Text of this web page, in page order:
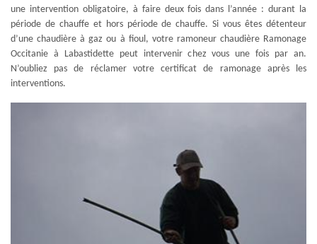
une intervention obligatoire, à faire deux fois dans l’année : durant la
période de chauffe et hors période de chauffe. Si vous êtes détenteur
d’une chaudière à gaz ou à fioul, votre ramoneur chaudière Ramonage
Occitanie à Labastidette peut intervenir chez vous une fois par an.
N’oubliez pas de réclamer votre certificat de ramonage après les
interventions.